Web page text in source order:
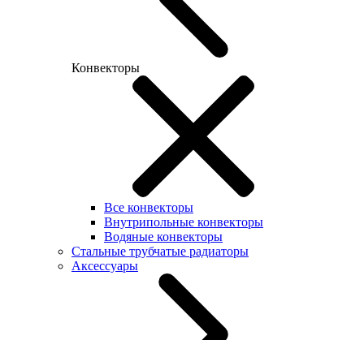
Конвекторы
Все конвекторы
Внутрипольные конвекторы
Водяные конвекторы
Стальные трубчатые радиаторы
Аксессуары